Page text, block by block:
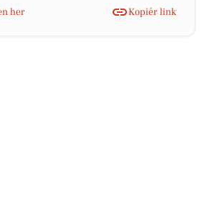
her
Kopiér link